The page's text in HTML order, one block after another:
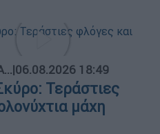
|06.08.2026 18:49
Τεράστιες
μάχη